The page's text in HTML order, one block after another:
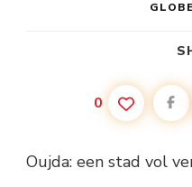
0
Oujda: een stad vol